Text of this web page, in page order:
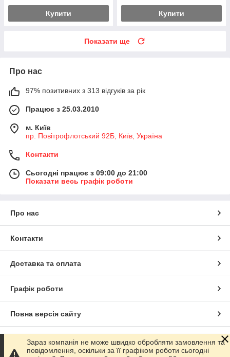
Купити Купити
Показати ще
Про нас
97% позитивних з 313 відгуків за рік
Працює з 25.03.2010
м. Київ
пр. Повітрофлотський 92Б, Київ, Україна
Контакти
Сьогодні працює з 09:00 до 21:00
Показати весь графік роботи
Про нас
Контакти
Доставка та оплата
Графік роботи
Повна версія сайту
Сайт створено на маркетплейсіProm.ua
Зараз компанія не може швидко обробляти замовлення та
повідомлення, оскільки за її графіком роботи сьогодні